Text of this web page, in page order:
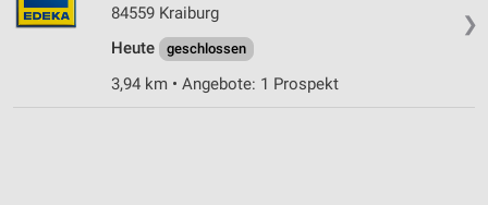
❯
84559 Kraiburg
Heute
geschlossen
3,94 km • Angebote: 1 Prospekt
Funktional